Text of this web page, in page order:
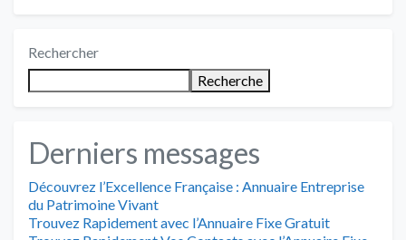
Rechercher
Recherche
Derniers messages
Découvrez l’Excellence Française : Annuaire Entreprise
du Patrimoine Vivant
Trouvez Rapidement avec l’Annuaire Fixe Gratuit